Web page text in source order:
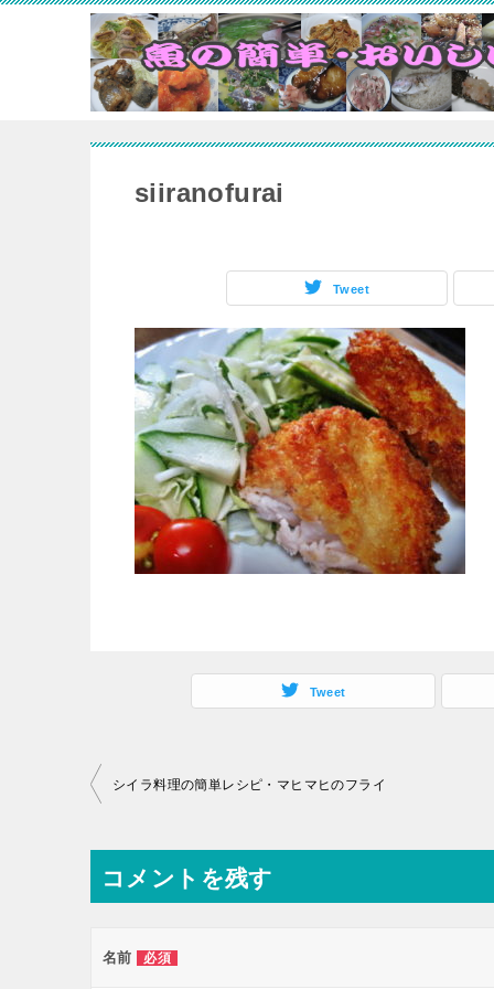
siiranofurai
Tweet
Tweet
投
ナ
ビ
ー
シイラ料理の簡単レシピ・マヒマヒのフライ
コメントを残す
名前 必須